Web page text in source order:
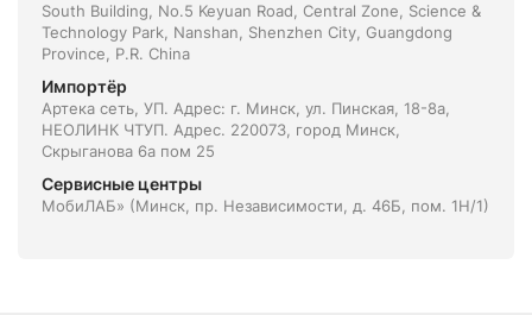
South Building, No.5 Keyuan Road, Central Zone, Science &
Technology Park, Nanshan, Shenzhen City, Guangdong
Province, P.R. China
Импортёр
Артека сеть, УП. Адрес: г. Минск, ул. Пинская, 18-8а,
НЕОЛИНК ЧТУП. Адрес. 220073, город Минск,
Скрыганова 6а пом 25
Сервисные центры
МобиЛАБ» (Минск, пр. Независимости, д. 46Б, пом. 1Н/1)